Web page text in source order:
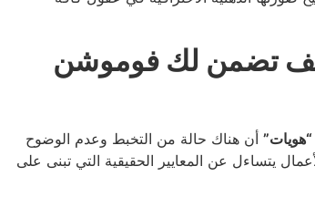
تضمن لك فوموشن
“هويات” أن هناك حالة من التخبط وعدم الوضوح
يتساءل عن المعايير الحقيقية التي تبنى على